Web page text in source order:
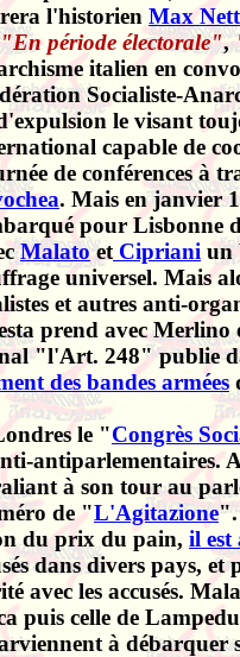
l'historien Max
"En période électorale",
italien en
Socialiste-
le visant
capable de
de conférences à
. Mais en janvier
pour
Malatoet Cipriani un
universel. Mais
et autres anti-
prend avec Merlino
"l'Art. 248" publie
des bandes armées
le "Congrès
antiparlementaires.
à son tour au
de "L'Agitazione".
du prix du pain, il est
dans divers pays,
avec les accusés.
puis celle de
à